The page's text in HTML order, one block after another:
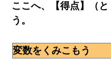
ここへ、【得点】（
う。
変数をくみこもう